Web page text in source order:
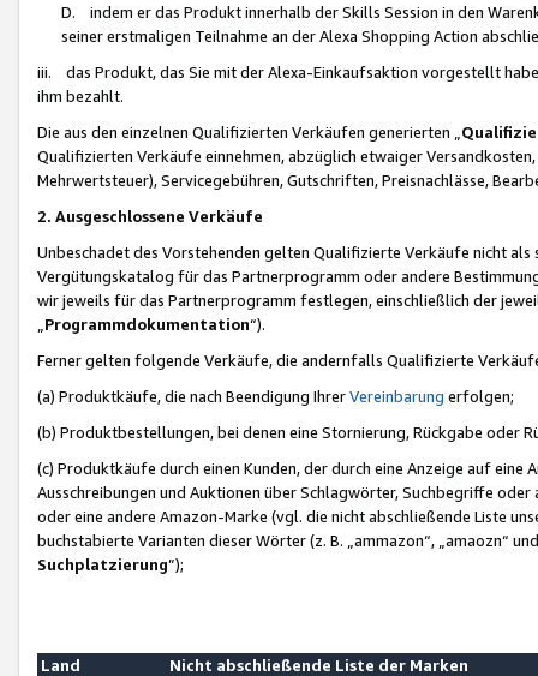
D. indem er das Produkt innerhalb der Skills Session in den
seiner erstmaligen Teilnahme an der Alexa Shopping Action
iii. das Produkt, das Sie mit der Alexa-Einkaufsaktion vorgestellt
ihm bezahlt.
Die aus den einzelnen Qualifizierten Verkäufen generierten „
Qualifizierten Verkäufe einnehmen, abzüglich etwaiger
Mehrwertsteuer), Servicegebühren, Gutschriften, Preisnachlässe,
2. Ausgeschlossene Verkäufe
Unbeschadet des Vorstehenden gelten Qualifizierte Verkäufe nicht
Vergütungskatalog für das Partnerprogramm oder andere
wir jeweils für das Partnerprogramm festlegen, einschließlich der
Programmdokumentation“).
Ferner gelten folgende Verkäufe, die andernfalls Qualifizierte
(a) Produktkäufe, die nach Beendigung IhrerVereinbarung erfolgen;
(b) Produktbestellungen, bei denen eine Stornierung, Rückgabe oder
(c) Produktkäufe durch einen Kunden, der durch eine Anzeige auf
Ausschreibungen und Auktionen über Schlagwörter, Suchbegriffe
oder eine andere Amazon-Marke (vgl. die nicht abschließende Liste
buchstabierte Varianten dieser Wörter (z. B. „ammazon“, „amaozn“
Suchplatzierung”);
Land
Nicht abschließende Liste der Marken